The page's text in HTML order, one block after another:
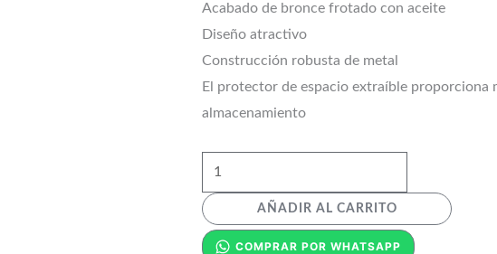
Acabado de bronce frotado con aceite
Diseño atractivo
Construcción robusta de metal
El protector de espacio extraíble proporciona
almacenamiento
AÑADIR AL CARRITO
COMPRAR POR WHATSAPP